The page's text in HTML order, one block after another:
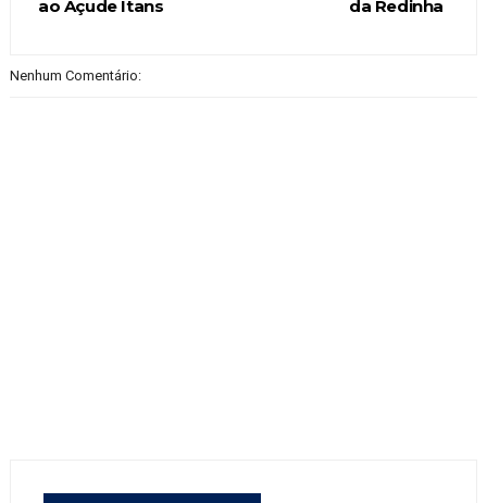
da Redinha
ao Açude Itans
Nenhum Comentário: